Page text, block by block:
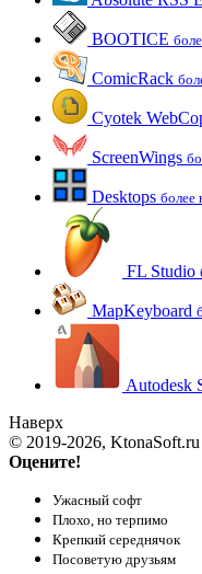
BOOTICE
ComicRack
Cyotek
ScreenWings
Desktops более
FL Studio
MapKeyboard
Autodesk
Наверх
© 2019-2026,
Оцените!
Ужасный софт
Плохо, но терпимо
Крепкий середнячок
Посоветую друзьям